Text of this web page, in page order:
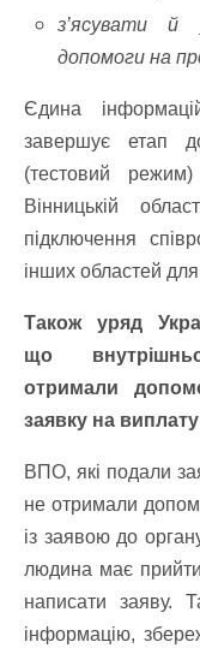
з’ясувати й
допомоги на
Єдина
завершує етап
(тестовий
Вінницькій
підключення
інших областей для
Також уряд
що
отримали
заявку на
ВПО, які подали
не отримали
із заявою до
людина має прийти
написати заяву.
інформацію,